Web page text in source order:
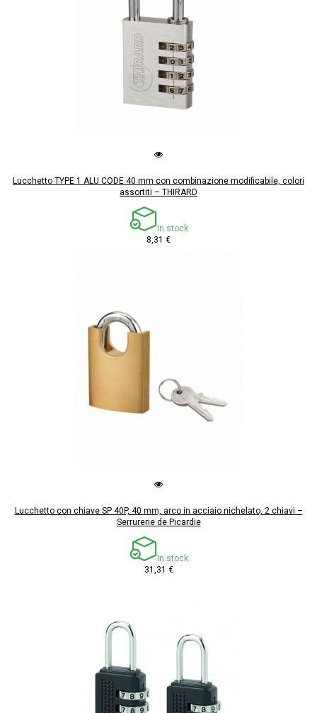
Lucchetto TYPE 1 ALU CODE 40 mm con combinazione modificabile, colori
assortiti – THIRARD
In stock
8,31 €
Lucchetto con chiave SP 40P, 40 mm, arco in acciaio nichelato, 2 chiavi –
Serrurerie de Picardie
In stock
31,31 €